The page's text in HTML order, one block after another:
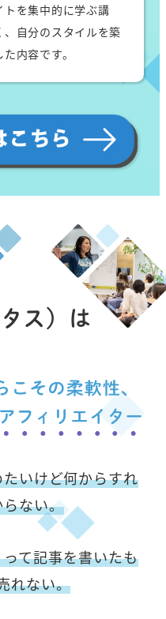
トを集中的に学ぶ講
自分のスタイルを築
内容です。
ス）は
いけど何からすれ
ない。
て記事を書いたも
れない。